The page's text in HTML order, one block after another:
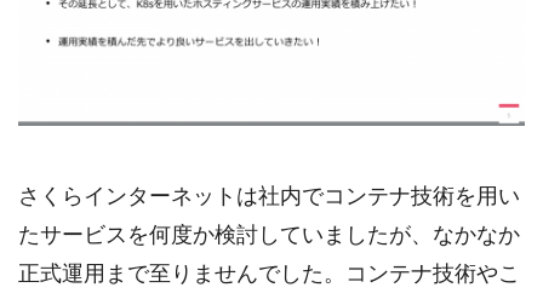
さくらインターネットは社内でコンテナ技術を用い
たサービスを何度か検討していましたが、なかなか
正式運用まで至りませんでした。コンテナ技術やこ